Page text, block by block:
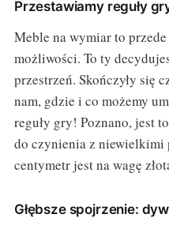
Przestawiamy reguły
Meble na wymiar to
możliwości. To ty
przestrzeń. Skończyły się
nam, gdzie i co możemy
reguły gry! Poznano, jest
do czynienia z niewielkimi
centymetr jest na wagę
Głębsze spojrzenie: